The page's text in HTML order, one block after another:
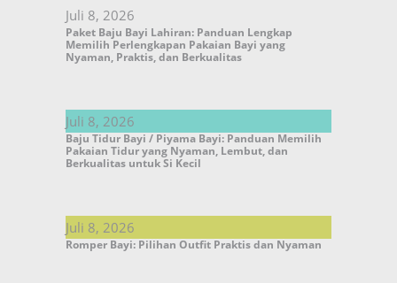
Juli 8, 2026
Paket Baju Bayi Lahiran: Panduan Lengkap
Memilih Perlengkapan Pakaian Bayi yang
Nyaman, Praktis, dan Berkualitas
Juli 8, 2026
Baju Tidur Bayi / Piyama Bayi: Panduan Memilih
Pakaian Tidur yang Nyaman, Lembut, dan
Berkualitas untuk Si Kecil
Juli 8, 2026
Romper Bayi: Pilihan Outfit Praktis dan Nyaman